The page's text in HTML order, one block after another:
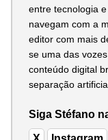
entre tecnologia
navegam com a
editor com mais
se uma das
conteúdo digital
separação
Siga Stéfano